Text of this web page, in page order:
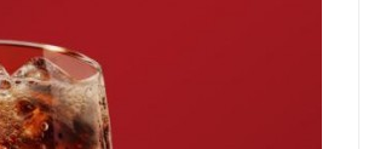
业标杆平台